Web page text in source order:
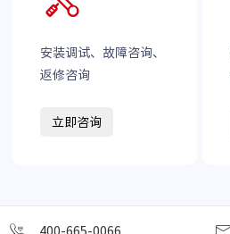
安装调试、故障咨询、
返修咨询
立即咨询
400-665-0066